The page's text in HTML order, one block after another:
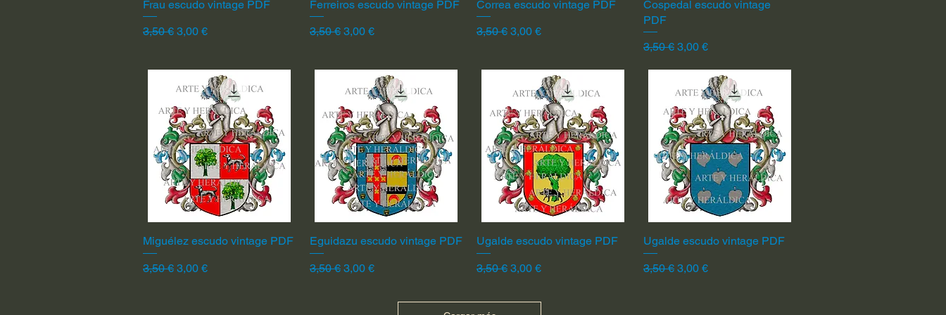
Vista rápida
Frau escudo vintage PDF
Precio
3,50 € Precio de oferta
3,00 €
Vista rápida
Ferreiros escudo vintage PDF
Precio
3,50 € Precio de oferta
3,00 €
Vista rápida
Correa escudo vintage PDF
Precio
3,50 € Precio de oferta
3,00 €
Vista rápida
Cospedal escudo vintage
PDF
Precio
3,50 € Precio de oferta
3,00 €
Vista rápida
Miguélez escudo vintage PDF
Precio
3,50 € Precio de oferta
3,00 €
Vista rápida
Eguidazu escudo vintage PDF
Precio
3,50 € Precio de oferta
3,00 €
Vista rápida
Ugalde escudo vintage PDF
Precio
3,50 € Precio de oferta
3,00 €
Vista rápida
Ugalde escudo vintage PDF
Precio
3,50 € Precio de oferta
3,00 €